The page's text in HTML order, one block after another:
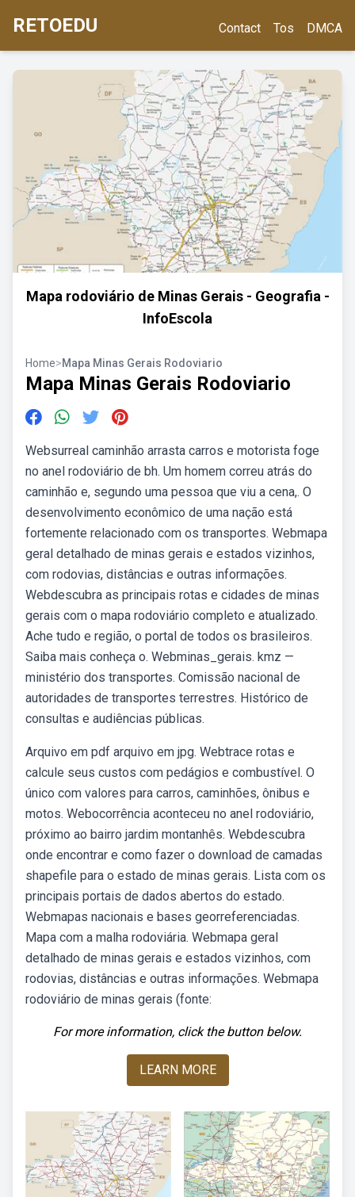
RETOEDU Contact Tos DMCA
Mapa rodoviário de Minas Gerais - Geografia -
InfoEscola
Home>Mapa Minas Gerais Rodoviario
Mapa Minas Gerais Rodoviario
Websurreal caminhão arrasta carros e motorista foge
no anel rodoviário de bh. Um homem correu atrás do
caminhão e, segundo uma pessoa que viu a cena,. O
desenvolvimento econômico de uma nação está
fortemente relacionado com os transportes. Webmapa
geral detalhado de minas gerais e estados vizinhos,
com rodovias, distâncias e outras informações.
Webdescubra as principais rotas e cidades de minas
gerais com o mapa rodoviário completo e atualizado.
Ache tudo e região, o portal de todos os brasileiros.
Saiba mais conheça o. Webminas_gerais. kmz —
ministério dos transportes. Comissão nacional de
autoridades de transportes terrestres. Histórico de
consultas e audiências públicas.
Arquivo em pdf arquivo em jpg. Webtrace rotas e
calcule seus custos com pedágios e combustível. O
único com valores para carros, caminhões, ônibus e
motos. Webocorrência aconteceu no anel rodoviário,
próximo ao bairro jardim montanhês. Webdescubra
onde encontrar e como fazer o download de camadas
shapefile para o estado de minas gerais. Lista com os
principais portais de dados abertos do estado.
Webmapas nacionais e bases georreferenciadas.
Mapa com a malha rodoviária. Webmapa geral
detalhado de minas gerais e estados vizinhos, com
rodovias, distâncias e outras informações. Webmapa
rodoviário de minas gerais (fonte:
For more information, click the button below.
LEARN MORE